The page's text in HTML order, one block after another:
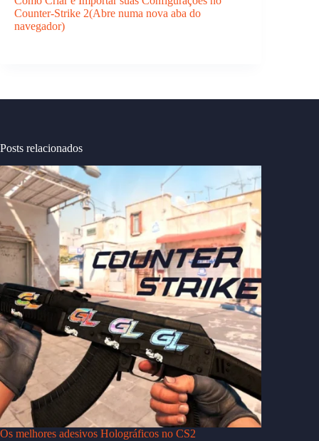
Counter-Strike 2(Abre numa nova aba do
navegador)
Posts relacionados
Os melhores adesivos Holográficos no CS2